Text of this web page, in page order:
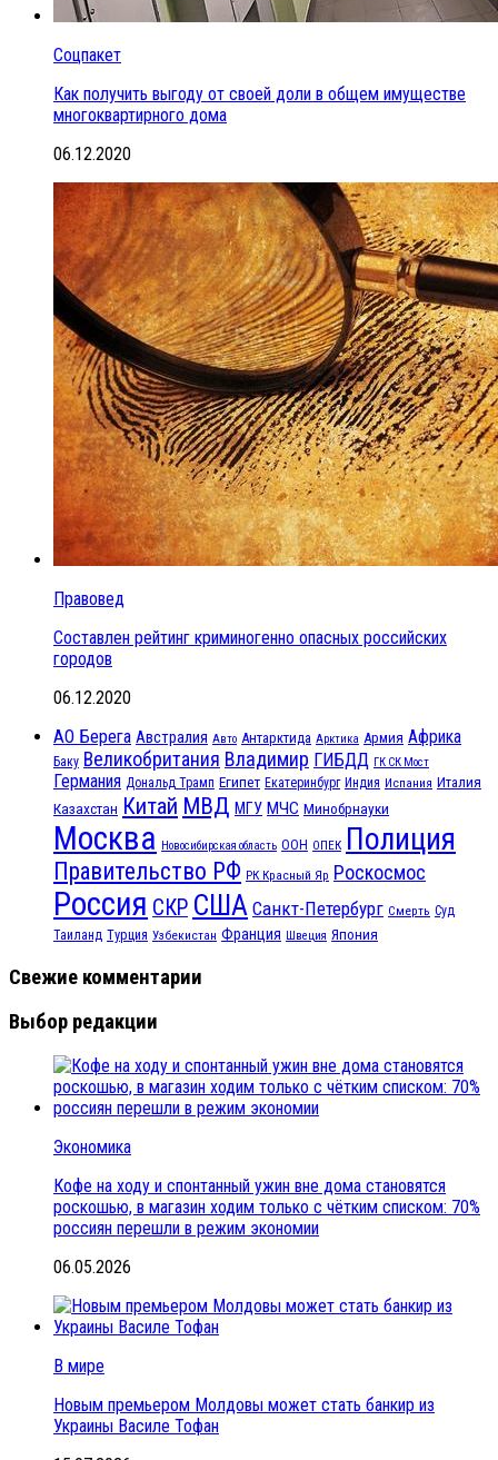
Соцпакет
Как получить выгоду от своей доли в общем имуществе
многоквартирного дома
06.12.2020
Правовед
Составлен рейтинг криминогенно опасных российских
городов
06.12.2020
АО Берега Австралия Авто Антарктида Арктика Армия Африка
Баку Великобритания Владимир ГИБДД ГК СК Мост
Германия Дональд Трамп Египет Екатеринбург Индия Испания Италия
Казахстан Китай МВД МГУ МЧС Минобрнауки
Москва Новосибирская область ООН ОПЕК Полиция
Правительство РФ РК Красный Яр Роскосмос
Россия СКР США Санкт-Петербург Смерть Суд
Таиланд Турция Узбекистан Франция Швеция Япония
Свежие комментарии
Выбор редакции
Экономика
Кофе на ходу и спонтанный ужин вне дома становятся
роскошью, в магазин ходим только с чётким списком: 70%
россиян перешли в режим экономии
06.05.2026
В мире
Новым премьером Молдовы может стать банкир из
Украины Василе Тофан